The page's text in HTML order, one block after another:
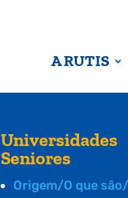
A RUTIS
Universidades
Seniores
Origem/O que